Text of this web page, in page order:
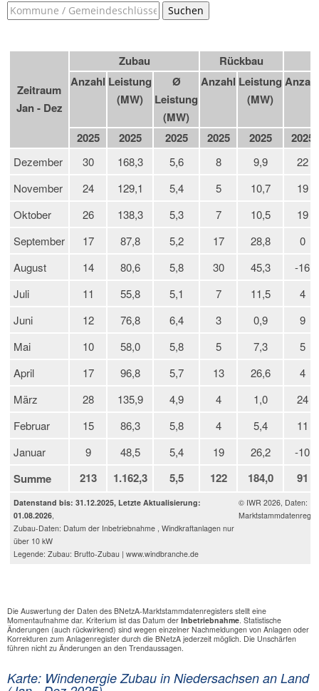
Suchen
Zeitraum
Jan - Dez
Zubau
Rückbau
Anzahl Leistung
(MW)
Ø
Leistung
(MW)
Anzahl Leistung
(MW)
Anzahl
2025 2025 2025 2025 2025 2025
Dezember 30 168,3 5,6 8 9,9
22
November
24 129,1 5,4 5 10,7
19
Oktober
26 138,3 5,3 7 10,5
19
September
17 87,8 5,2 17 28,8
0
August
14 80,6 5,8 30 45,3
-16
Juli
11 55,8 5,1 7 11,5
4
Juni
12 76,8 6,4 3 0,9
9
Mai
10 58,0 5,8 5 7,3
5
April
17 96,8 5,7 13 26,6
4
März
28 135,9 4,9 4 1,0
24
Februar
15 86,3 5,8 4 5,4
11
Januar
9 48,5 5,4 19 26,2 -10
Summe 213 1.162,3 5,5 122 184,0 91
Datenstand bis: 31.12.2025, Letzte Aktualisierung:
01.08.2026
Zubau-Daten: Datum der Inbetriebnahme , Windkraftanlagen nur
über 10 kW
Legende: Zubau: Brutto-Zubau | www.windbranche.de
© IWR 2026, Daten:
Die Auswertung der Daten des BNetzA-Marktstammdatenregisters stellt eine
Momentaufnahme dar. Kriterium ist das Datum der Inbetriebnahme . Statistische
Änderungen (auch rückwirkend) sind wegen einzelner Nachmeldungen von Anlagen oder
Korrekturen zum Anlagenregister durch die BNetzA jederzeit möglich. Die Unschärfen
führen nicht zu Änderungen an den Trendaussagen.
Karte: Windenergie Zubau in Niedersachsen an Land